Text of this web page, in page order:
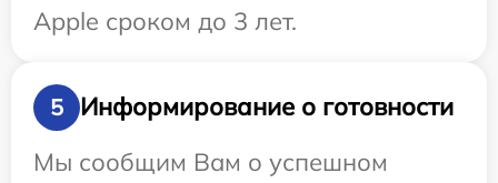
Apple сроком до 3 лет.
5
Информирование о готовности
Мы сообщим Вам о успешном